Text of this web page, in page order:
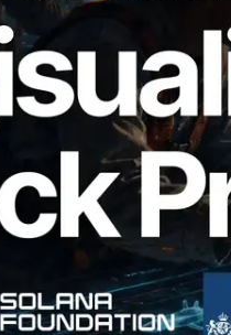
ตัว Solana Block
การผลิตบล็อก
อร์ที่รับผิดชอบ